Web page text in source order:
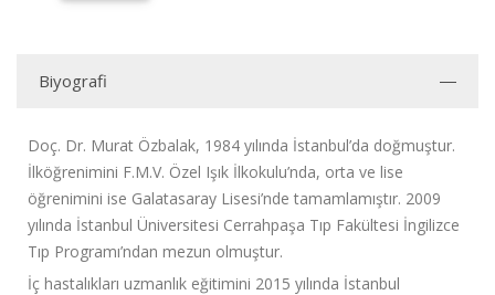
Biyografi
Doç. Dr. Murat Özbalak, 1984 yılında İstanbul’da doğmuştur.
İlköğrenimini F.M.V. Özel Işık İlkokulu’nda, orta ve lise
öğrenimini ise Galatasaray Lisesi’nde tamamlamıştır. 2009
yılında İstanbul Üniversitesi Cerrahpaşa Tıp Fakültesi İngilizce
Tıp Programı’ndan mezun olmuştur.
İç hastalıkları uzmanlık eğitimini 2015 yılında İstanbul